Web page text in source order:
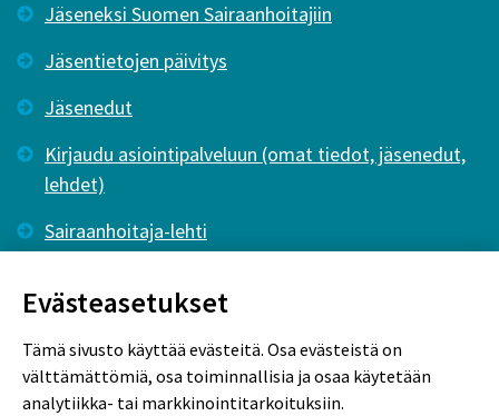
Jäseneksi Suomen Sairaanhoitajiin
Jäsentietojen päivitys
Jäsenedut
Kirjaudu asiointipalveluun (omat tiedot, jäsenedut,
lehdet)
Sairaanhoitaja-lehti
Evästeasetukset
Tämä sivusto käyttää evästeitä. Osa evästeistä on
välttämättömiä, osa toiminnallisia ja osaa käytetään
analytiikka- tai markkinointitarkoituksiin.